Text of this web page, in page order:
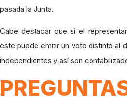
pasada la Junta.
Cabe destacar que si el
este puede emitir un voto distinto al
independientes y así son